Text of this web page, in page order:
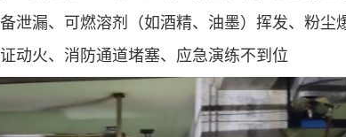
泄漏、可燃溶剂（如酒精、油墨）挥发、粉尘
动火、消防通道堵塞、应急演练不到位